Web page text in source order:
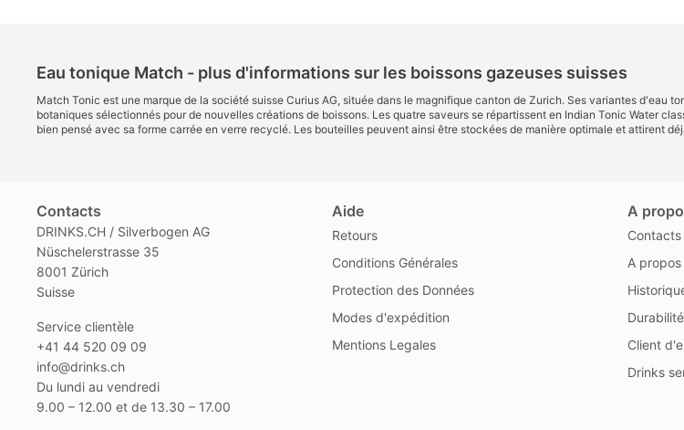
Eau tonique Match - plus d'informations sur les boissons gazeuses suisses
Match Tonic est une marque de la société suisse Curius AG, située dans le magnifique canton de Zurich. Ses variantes
botaniques sélectionnés pour de nouvelles créations de boissons. Les quatre saveurs se répartissent en Indian Tonic Water
bien pensé avec sa forme carrée en verre recyclé. Les bouteilles peuvent ainsi être stockées de manière optimale et attirent
Contacts
DRINKS.CH / Silverbogen AG
Nüschelerstrasse 35
8001 Zürich
Suisse
Service clientèle
+41 44 520 09 09
info@drinks.ch
Du lundi au vendredi
9.00 – 12.00 et de 13.30 – 17.00
Aide
Retours
Conditions Générales
Protection des Données
Modes d'expédition
Mentions Legales
A
Contacts
A
Durabilité
Client
Drinks